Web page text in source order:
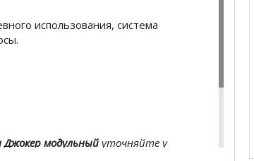
использования, система
Джокер модульныйуточняйте у